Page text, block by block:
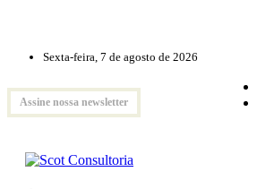
Sexta-feira, 7 de agosto de 2026
Assine nossa newsletter